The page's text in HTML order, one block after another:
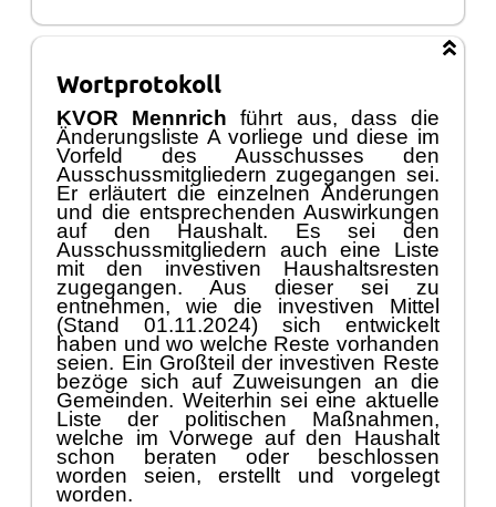
Wortprotokoll
KVOR Mennrich führt aus, dass die
Änderungsliste A vorliege und diese im
Vorfeld des Ausschusses den
Ausschussmitgliedern zugegangen sei.
Er erläutert die einzelnen Änderungen
und die entsprechenden Auswirkungen
auf den Haushalt. Es sei den
Ausschussmitgliedern auch eine Liste
mit den investiven Haushaltsresten
zugegangen. Aus dieser sei zu
entnehmen, wie die investiven Mittel
(Stand 01.11.2024) sich entwickelt
haben und wo welche Reste vorhanden
seien. Ein Großteil der investiven Reste
bezöge sich auf Zuweisungen an die
Gemeinden. Weiterhin sei eine aktuelle
Liste der politischen Maßnahmen,
welche im Vorwege auf den Haushalt
schon
beraten oder
beschlossen
worden seien, erstellt und vorgelegt
worden.